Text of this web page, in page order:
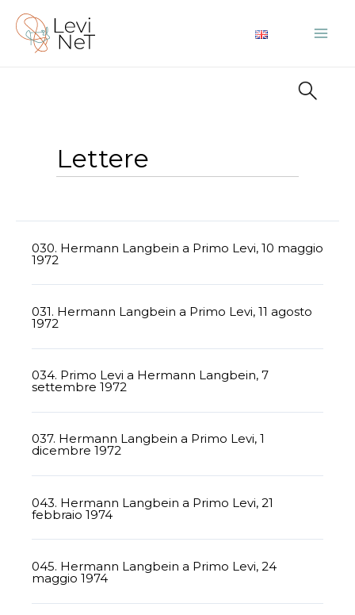
contenuto
Lettere
030. Hermann Langbein a Primo Levi, 10 maggio
1972
031. Hermann Langbein a Primo Levi, 11 agosto
1972
034. Primo Levi a Hermann Langbein, 7
settembre 1972
037. Hermann Langbein a Primo Levi, 1
dicembre 1972
043. Hermann Langbein a Primo Levi, 21
febbraio 1974
045. Hermann Langbein a Primo Levi, 24
maggio 1974